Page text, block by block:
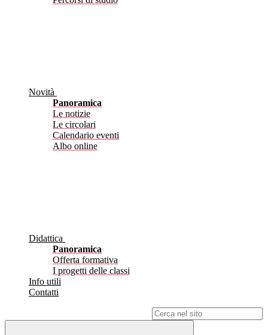
Novità
Panoramica
Le notizie
Le circolari
Calendario eventi
Albo online
Didattica
Panoramica
Offerta formativa
I progetti delle classi
Info utili
Contatti